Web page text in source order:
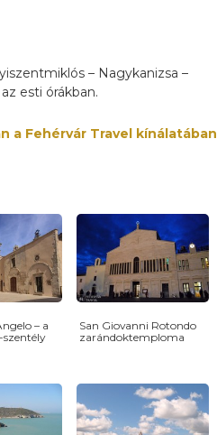
– Nagykanizsa –
esti órákban.
a Fehérvár Travel kínálatában
– a
szentély
San Giovanni Rotondo
zarándoktemploma